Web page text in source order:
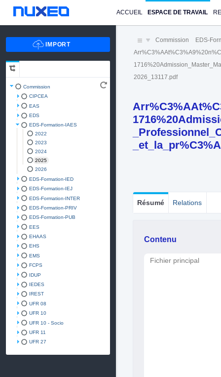
ACCUEIL ESPACE DE TRAVAIL
Commission
CIPCEA
EAS
EDS
EDS-Formation-IAES
2022
2023
2024
2025
2026
EDS-Formation-IED
EDS-Formation-IEJ
EDS-Formation-INTER
EDS-Formation-PRIV
EDS-Formation-PUB
EES
EHAAS
EHS
EMS
FCPS
IDUP
IEDES
IREST
UFR 08
UFR 10
UFR 10 - Socio
UFR 11
UFR 27
Commission EDS-
2026_13117.pdf
Résumé Relations
Contenu
Fichier principal